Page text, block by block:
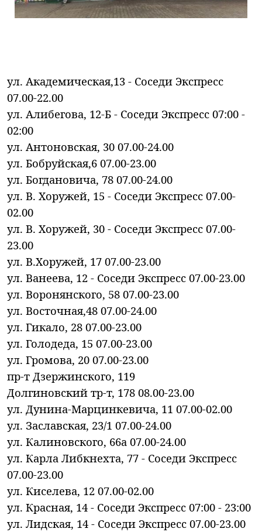
ул. Академическая,13 - Соседи Экспресс
07.00-22.00
ул. Алибегова, 12-Б - Соседи Экспресс 07:00 -
02:00
ул. Антоновская, 30 07.00-24.00
ул. Бобруйская,6 07.00-23.00
ул. Богдановича, 78 07.00-24.00
ул. В. Хоружей, 15 - Соседи Экспресс 07.00-
02.00
ул. В. Хоружей, 30 - Соседи Экспресс 07.00-
23.00
ул. В.Хоружей, 17 07.00-23.00
ул. Ванеева, 12 - Соседи Экспресс 07.00-23.00
ул. Воронянского, 58 07.00-23.00
ул. Восточная,48 07.00-24.00
ул. Гикало, 28 07.00-23.00
ул. Голодеда, 15 07.00-23.00
ул. Громова, 20 07.00-23.00
пр-т Дзержинского, 119
Долгиновский тр-т, 178 08.00-23.00
ул. Дунина-Марцинкевича, 11 07.00-02.00
ул. Заславская, 23/1 07.00-24.00
ул. Калиновского, 66а 07.00-24.00
ул. Карла Либкнехта, 77 - Соседи Экспресс
07.00-23.00
ул. Киселева, 12 07.00-02.00
ул. Красная, 14 - Соседи Экспресс 07:00 - 23:00
ул. Лидская, 14 - Соседи Экспресс 07.00-23.00